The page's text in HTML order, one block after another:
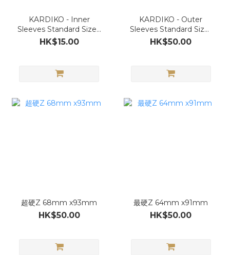
KARDIKO - Inner
Sleeves Standard Size -
Clear -
HK$15.00
KARDIKO - Outer
Sleeves Standard Size-
Clear -
HK$50.00
超硬Z 68mm x93mm
HK$50.00
最硬Z 64mm x91mm
HK$50.00